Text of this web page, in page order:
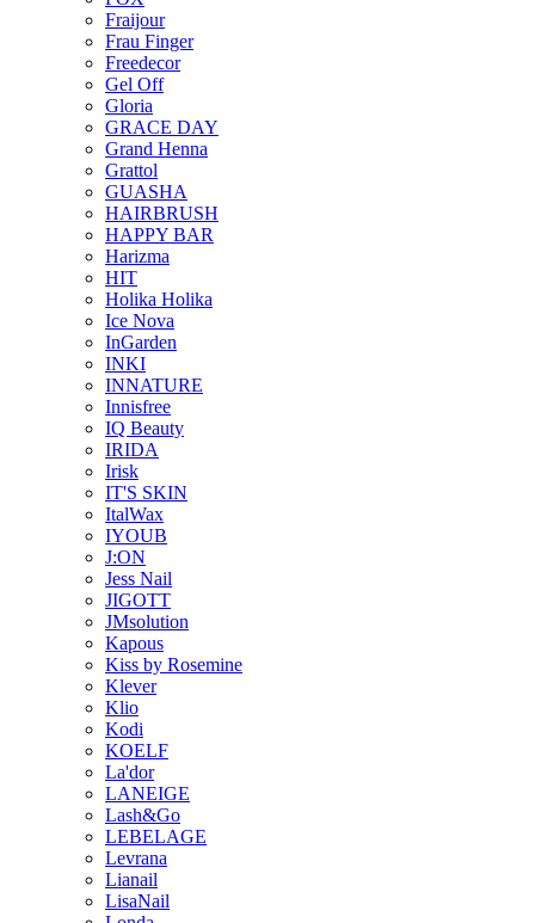
Fraijour
Frau Finger
Freedecor
Gel Off
Gloria
GRACE DAY
Grand Henna
Grattol
GUASHA
HAIRBRUSH
HAPPY BAR
Harizma
HIT
Holika Holika
Ice Nova
InGarden
INKI
INNATURE
Innisfree
IQ Beauty
IRIDA
Irisk
IT'S SKIN
ItalWax
IYOUB
J:ON
Jess Nail
JIGOTT
JMsolution
Kapous
Kiss by Rosemine
Klever
Klio
Kodi
KOELF
La'dor
LANEIGE
Lash&Go
LEBELAGE
Levrana
Lianail
LisaNail